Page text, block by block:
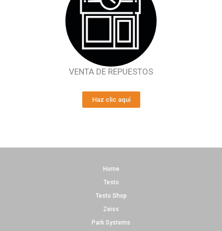
VENTA DE REPUESTOS
Haz clic aquí
Home
Testo
Testo Shop
Zeiss
Park Systems